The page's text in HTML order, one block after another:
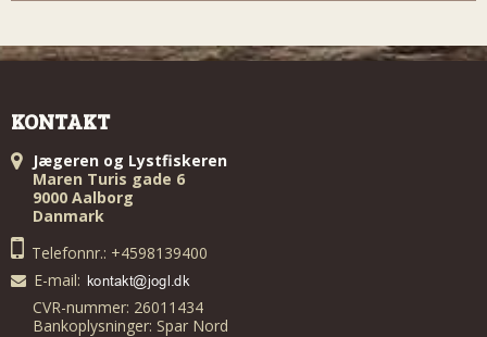
KONTAKT
Jægeren og Lystfiskeren
Maren Turis gade 6
9000 Aalborg
Danmark
Telefonnr.: +4598139400
E-mail:
CVR-nummer: 26011434
Bankoplysninger: Spar Nord